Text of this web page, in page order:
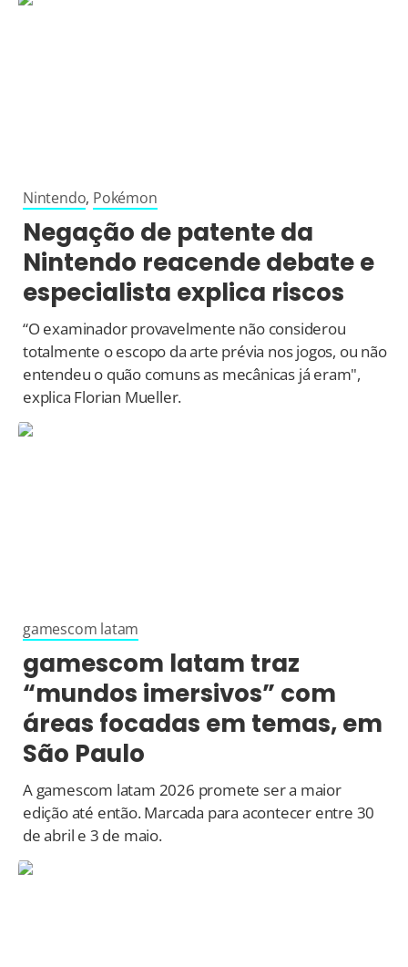
Nintendo, Pokémon
Negação de patente da
Nintendo reacende debate e
especialista explica riscos
“O examinador provavelmente não considerou
totalmente o escopo da arte prévia nos jogos, ou não
entendeu o quão comuns as mecânicas já eram",
explica Florian Mueller.
gamescom latam
gamescom latam traz
“mundos imersivos” com
áreas focadas em temas, em
São Paulo
A gamescom latam 2026 promete ser a maior
edição até então. Marcada para acontecer entre 30
de abril e 3 de maio.